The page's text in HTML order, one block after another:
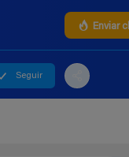
Enviar
Seguir